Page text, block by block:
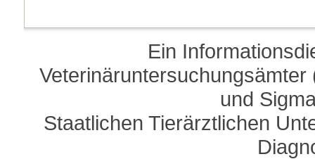
Ein
und
Staatlichen Tierärztlichen